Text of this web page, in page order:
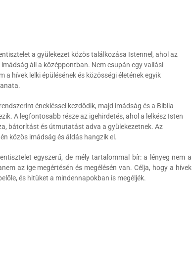
a gyülekezet közös találkozása Istennel, ahol az
imádság áll a középpontban. Nem csupán egy vallási
a hívek lelki épülésének és közösségi életének egyik
énekléssel kezdődik, majd imádság és a Biblia
A legfontosabb része az igehirdetés, ahol a lelkész Isten
bátorítást és útmutatást adva a gyülekezetnek. Az
közös imádság és áldás hangzik el.
egyszerű, de mély tartalommal bír: a lényeg nem a
az ige megértésén és megélésén van. Célja, hogy a hívek
és hitüket a mindennapokban is megéljék.